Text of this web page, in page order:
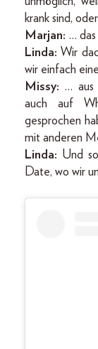
krank sind,
Marjan: …
Linda:Wir
wir einfach
Missy: … aus
auch auf
gesprochen
mit anderen
Linda: Und
Date, wo wir